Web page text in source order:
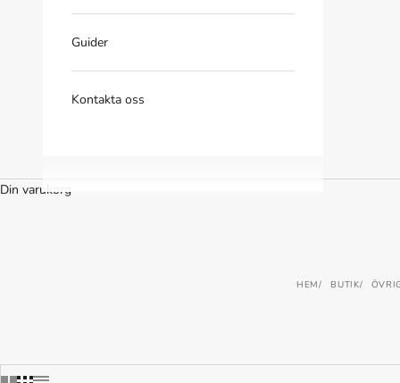
Guider
Kontakta oss
Din varukorg
HEM BUTIK